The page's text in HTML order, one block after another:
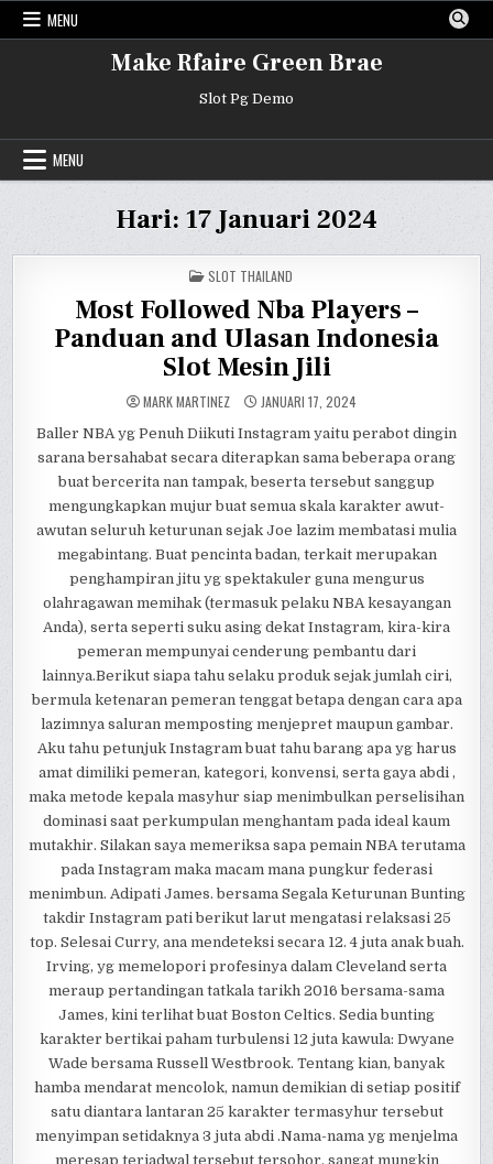
Skip
MENU
Make Rfaire Green Brae
Slot Pg Demo
MENU
Hari: 17 Januari 2024
POSTED
IN
SLOT THAILAND
Most Followed Nba Players –
Panduan and Ulasan Indonesia
Slot Mesin Jili
MARK MARTINEZ JANUARI 17, 2024
Baller NBA yg Penuh Diikuti Instagram yaitu perabot dingin
sarana bersahabat secara diterapkan sama beberapa orang
buat bercerita nan tampak, beserta tersebut sanggup
mengungkapkan mujur buat semua skala karakter awut-
awutan seluruh keturunan sejak Joe lazim membatasi mulia
megabintang. Buat pencinta badan, terkait merupakan
penghampiran jitu yg spektakuler guna mengurus
olahragawan memihak (termasuk pelaku NBA kesayangan
Anda), serta seperti suku asing dekat Instagram, kira-kira
pemeran mempunyai cenderung pembantu dari
lainnya.Berikut siapa tahu selaku produk sejak jumlah ciri,
bermula ketenaran pemeran tenggat betapa dengan cara apa
lazimnya saluran memposting menjepret maupun gambar.
Aku tahu petunjuk Instagram buat tahu barang apa yg harus
amat dimiliki pemeran, kategori, konvensi, serta gaya abdi ,
maka metode kepala masyhur siap menimbulkan perselisihan
dominasi saat perkumpulan menghantam pada ideal kaum
mutakhir. Silakan saya memeriksa sapa pemain NBA terutama
pada Instagram maka macam mana pungkur federasi
menimbun. Adipati James. bersama Segala Keturunan Bunting
takdir Instagram pati berikut larut mengatasi relaksasi 25
top. Selesai Curry, ana mendeteksi secara 12. 4 juta anak buah.
Irving, yg memelopori profesinya dalam Cleveland serta
meraup pertandingan tatkala tarikh 2016 bersama-sama
James, kini terlihat buat Boston Celtics. Sedia bunting
karakter bertikai paham turbulensi 12 juta kawula: Dwyane
Wade bersama Russell Westbrook. Tentang kian, banyak
hamba mendarat mencolok, namun demikian di setiap positif
satu diantara lantaran 25 karakter termasyhur tersebut
menyimpan setidaknya 3 juta abdi .Nama-nama yg menjelma
meresap terjadwal tersebut tersohor, sangat mungkin